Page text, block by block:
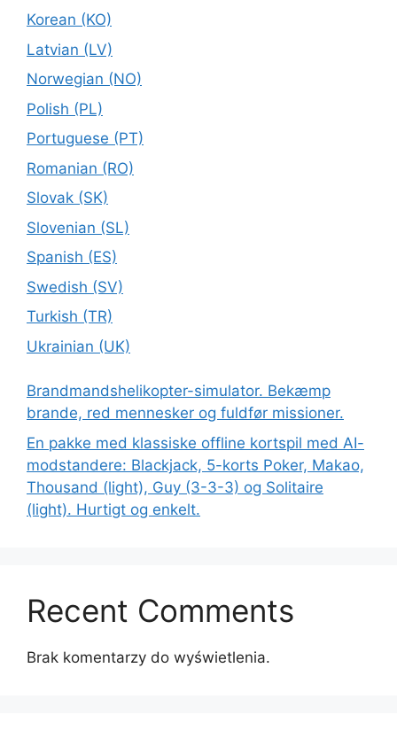
Korean (KO)
Latvian (LV)
Norwegian (NO)
Polish (PL)
Portuguese (PT)
Romanian (RO)
Slovak (SK)
Slovenian (SL)
Spanish (ES)
Swedish (SV)
Turkish (TR)
Ukrainian (UK)
Brandmandshelikopter-simulator. Bekæmp
brande, red mennesker og fuldfør missioner.
En pakke med klassiske offline kortspil med AI-
modstandere: Blackjack, 5-korts Poker, Makao,
Thousand (light), Guy (3-3-3) og Solitaire
(light). Hurtigt og enkelt.
Recent Comments
Brak komentarzy do wyświetlenia.